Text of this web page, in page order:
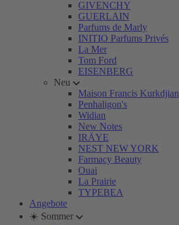
GIVENCHY
GUERLAIN
Parfums de Marly
INITIO Parfums Privés
La Mer
Tom Ford
EISENBERG
Neu
Maison Francis Kurkdjian
Penhaligon's
Widian
New Notes
IRÄYE
NEST NEW YORK
Farmacy Beauty
Ouai
La Prairie
TYPEBEA
Angebote
☀️ Sommer